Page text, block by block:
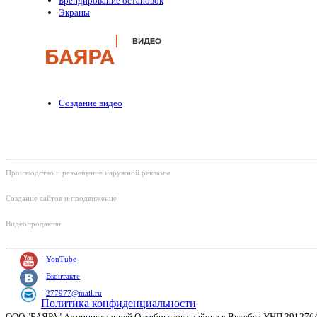
Экраны
Создание видео
Производство и размещение наружной рекламы
Создание сайтов и продвижение
Видеопродакшн
- YouTube
- Вконтакте
- 277977@mail.ru
Политика конфиденциальности